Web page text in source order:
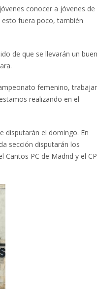
conocer a jóvenes de
fuera poco, también
de que se llevarán un buen
femenino,
realizando en el
disputarán el domingo. En
sección disputarán los
Cantos PC de Madrid y el CP